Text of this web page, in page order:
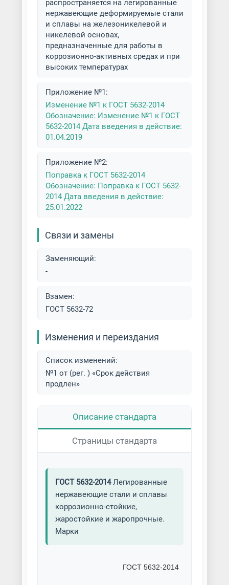
распространяется на легированные
нержавеющие деформируемые стали
и сплавы на железоникелевой и
никелевой основах,
предназначенные для работы в
коррозионно-активных средах и при
высоких температурах
Приложение №1:
Изменение №1 к ГОСТ 5632-2014
Обозначение: Изменение №1 к ГОСТ
5632-2014 Дата введения в действие:
01.04.2019
Приложение №2:
Поправка к ГОСТ 5632-2014
Обозначение: Поправка к ГОСТ 5632-
2014 Дата введения в действие:
25.01.2022
Связи и замены
Заменяющий:
-
Взамен:
ГОСТ 5632-72
Изменения и переиздания
Список изменений:
№1 от (рег. ) «Срок действия
продлен»
Описание стандарта
Страницы стандарта
ГОСТ 5632-2014Легированные
нержавеющие стали и сплавы
коррозионно-стойкие,
жаростойкие и жаропрочные.
Марки